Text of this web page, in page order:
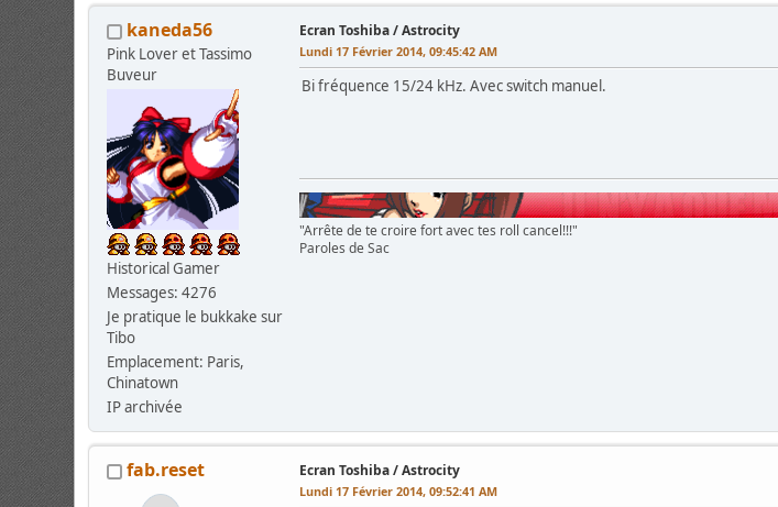
kaneda56
Pink Lover et Tassimo
Buveur
Historical Gamer
Messages: 4276
Je pratique le bukkake sur
Tibo
Emplacement: Paris,
Chinatown
IP archivée
Ecran Toshiba / Astrocity
Lundi 17 Février 2014, 09:45:42 AM
Bi fréquence 15/24 kHz. Avec switch manuel.
"Arrête de te croire fort avec tes roll cancel!!!"
Paroles de Sac
fab.reset Ecran Toshiba / Astrocity
Lundi 17 Février 2014, 09:52:41 AM